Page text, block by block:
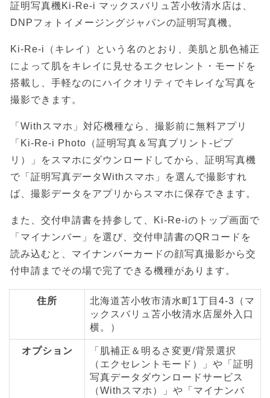
証明写真機Ki-Re-i マックスバリュ苫小牧清水店は、
DNPフォトイメージングジャパンの証明写真機。
Ki-Re-i（キレイ）という名のとおり、美肌と肌色補正
によって肌をキレイに見せるエクセレント・モードを
搭載し、手軽なのにハイクオリティでキレイな写真を
撮影できます。
「Withスマホ」対応機種なら、撮影前に無料アプリ
「Ki-Re-i Photo（証明写真＆写真プリント-ピプ
リ）」をスマホにダウンロードしてから、証明写真機
で「証明写真データWithスマホ」を選んで撮影すれ
ば、撮影データをアプリからスマホに保存できます。
また、交付申請書を持参して、Ki-Re-iのトップ画面で
「マイナンバー」を選び、交付申請書のQRコードを
読み込むと、マイナンバーカードの顔写真撮影から交
付申請までその場で完了できる機種があります。
住所
北海道苫小牧市清水町1丁目4-3（マ
ックスバリュ苫小牧清水店屋外入口
横。）
オプション
「肌補正＆明るさ変更/背景選択
（エクセレントモード）」や「証明
写真データダウンロードサービス
（Withスマホ）」や「マイナンバ